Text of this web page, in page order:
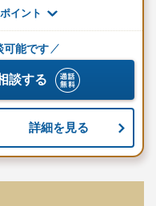
イント
可能です
談する
詳細を見る